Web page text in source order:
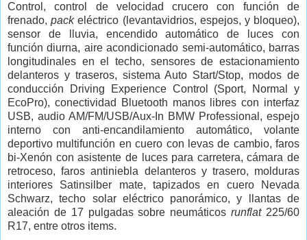
Control, control de velocidad crucero con función de
frenado,packeléctrico (levantavidrios, espejos, y bloqueo),
sensor de lluvia, encendido automático de luces con
función diurna, aire acondicionado semi-automático, barras
longitudinales en el techo, sensores de estacionamiento
delanteros y traseros, sistema Auto Start/Stop, modos de
conducción Driving Experience Control (Sport, Normal y
EcoPro), conectividad Bluetooth manos libres con interfaz
USB, audio AM/FM/USB/Aux-In BMW Professional, espejo
interno con anti-encandilamiento automático, volante
deportivo multifunción en cuero con levas de cambio, faros
bi-Xenón con asistente de luces para carretera, cámara de
retroceso, faros antiniebla delanteros y trasero, molduras
interiores Satinsilber mate, tapizados en cuero Nevada
Schwarz, techo solar eléctrico panorámico, y llantas de
aleación de 17 pulgadas sobre neumáticosrunflat225/60
R17, entre otros items.